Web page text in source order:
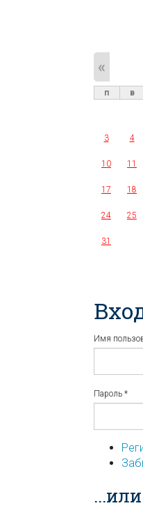
«
п в
3 4
10 11
17 18
24 25
31
Имя
Пароль *